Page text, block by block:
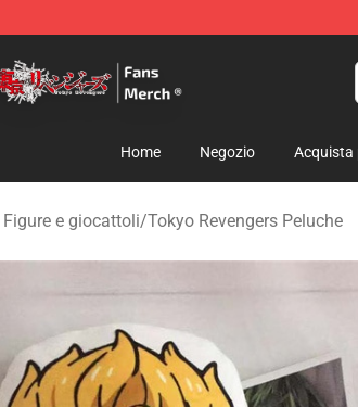
Home Negozio Acquista
e giocattoli/Tokyo Revengers Peluche